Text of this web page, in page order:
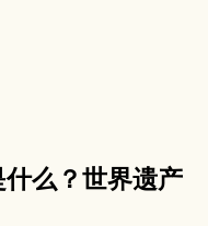
么？世界遗产